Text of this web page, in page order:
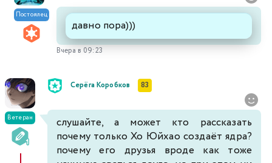
Постоялец
давно пора)))
Вчера в 09:23
Ветеран
Серёга Коробков 83
слушайте, а может кто рассказать
почему только Хо Юйхао создаёт ядра?
почему его друзья вроде как тоже